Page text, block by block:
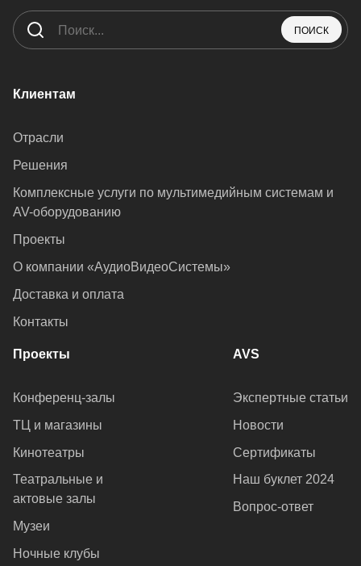
ПОИСК
Клиентам
Отрасли
Решения
Комплексные услуги по мультимедийным системам и
AV-оборудованию
Проекты
О компании «АудиоВидеоСистемы»
Доставка и оплата
Контакты
Проекты
Конференц-залы
ТЦ и магазины
Кинотеатры
Театральные и
актовые залы
Музеи
Ночные клубы
AVS
Экспертные статьи
Новости
Сертификаты
Наш буклет 2024
Вопрос-ответ